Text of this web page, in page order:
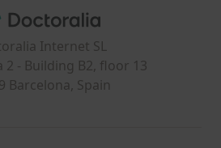
Doctoralia - Página de inicio
Internet SL
2 - Building B2, floor 13
Barcelona, Spain